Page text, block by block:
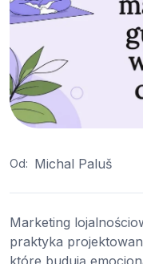
Od: Michal Paluš
Marketing
praktyka
które budują